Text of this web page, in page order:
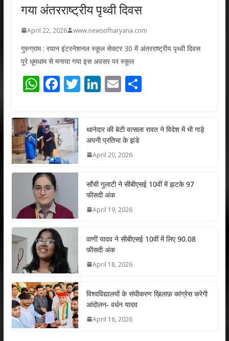
गया अंतरराष्ट्रीय पृथ्वी दिवस
April 22, 2026 www.newsofharyana.com
गुरुग्राम : रयान इंटरनेशनल स्कूल सेक्टर 30 में अंतरराष्ट्रीय पृथ्वी दिवस
पूरे धूमधाम से मनाया गया इस अवसर पर स्कूल
W
at
s
A
p
p
F
e
b
o
o
T
er
Li
e
dI
E
l
S
e
थानेदार की बेटी वत्सला रावत ने विदेश में भी गाड़े
अपनी प्रतिभा के झंडे
April 20, 2026
साँची गुलाटी ने सीबीएसई 10वीं में झटके 97
फीसदी अंक
April 19, 2026
वाणी यादव ने सीबीएसई 10वीं में लिए 90.08
फीसदी अंक
April 18, 2026
विश्वविद्यालयों के संघीकरण ख़िलाफ़ कांग्रेस करेगी
आंदोलन- वर्धन यादव
April 16, 2026